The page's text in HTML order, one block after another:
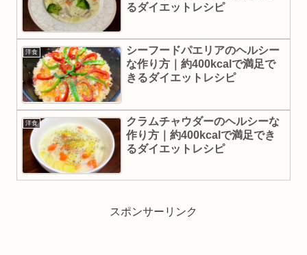
るダイエットレシピ
洋食
シーフードパエリアのヘルシー
な作り方｜約400kcalで満足で
きるダイエットレシピ
洋食
クラムチャウダーのヘルシーな
作り方｜約400kcalで満足でき
るダイエットレシピ
スポンサーリンク